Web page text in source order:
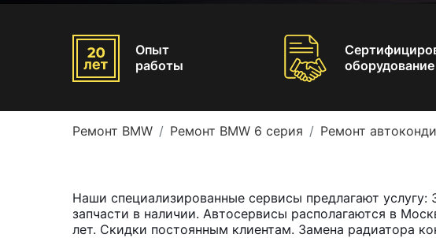
Опыт
работы
оборудование
Ремонт BMW Ремонт BMW 6 серия Ремонт
Наши специализированные сервисы предлагают
запчасти в наличии. Автосервисы располагаются в
лет. Скидки постоянным клиентам. Замена радиатора